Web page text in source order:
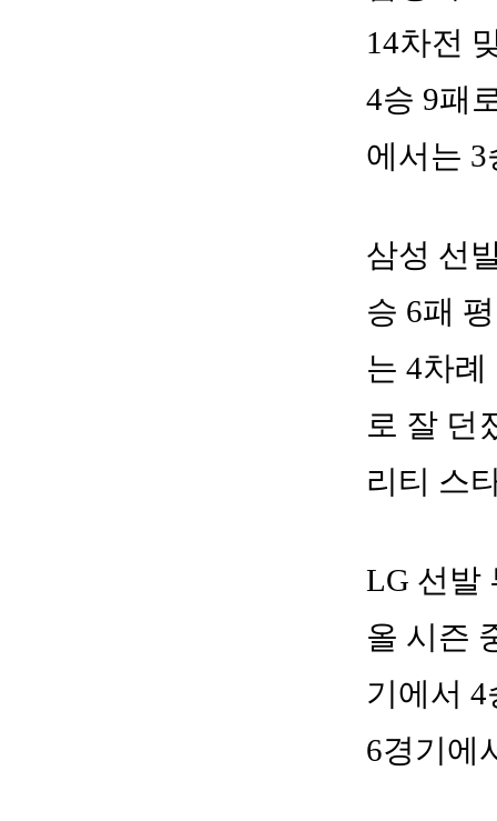
14차전
4승 9패
에서는
삼성 선
승 6패
는 4차
로 잘 던
리티 스
LG 선발
올 시즌
기에서
6경기에